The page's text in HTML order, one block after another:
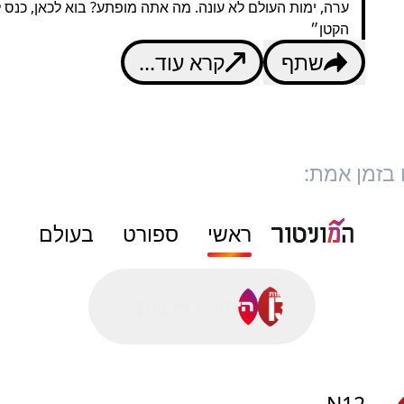
ערה, ימות העולם לא עונה. מה אתה מופתע? בוא לכאן, כנס
הקטן״
קרא עוד... שתף
בזמן אמת:
ראשי ספורט בעולם